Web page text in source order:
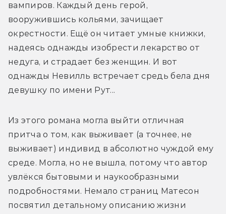
вампиров. Каждый день герой,
вооружившись кольями, зачищает
окрестности. Ещё он читает умные книжки,
надеясь однажды изобрести лекарство от
недуга, и страдает без женщин. И вот
однажды Невилль встречает средь бела дня
девушку по имени Рут...
Из этого романа могла выйти отличная
притча о том, как выживает (а точнее, не
выживает) индивид в абсолютно чуждой ему
среде. Могла, но не вышла, потому что автор
увлёкся бытовыми и наукообразными
подробностями. Немало страниц Матесон
посвятил детальному описанию жизни